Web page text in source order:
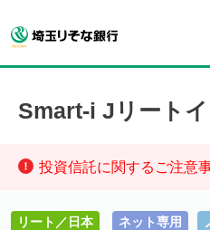
Smart-i Jリート
投資信託に関するご注意
リート／日本 ネット専用